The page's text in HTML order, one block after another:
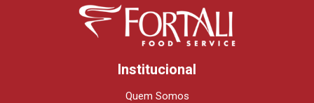
Institucional
Quem Somos